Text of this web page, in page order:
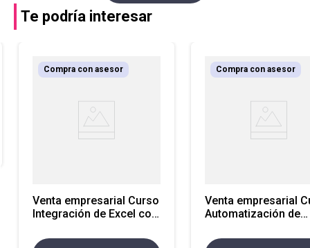
Te podría interesar
Venta empresarial Curso
Integración de Excel con
Herramientas de Análisis
Compra con asesor
Venta empresarial Curso
Automatización de
Macros en Excel
Compra con asesor